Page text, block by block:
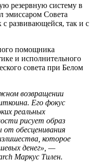
резервную систему в
эмиссаром Совета
развивающейся, так и с
помощника
и исполнительного
совета при Белом
возвращении
Его фокус
реальных
рисует образ
обесценивания
которое
денег», —
Маркус Тилен.